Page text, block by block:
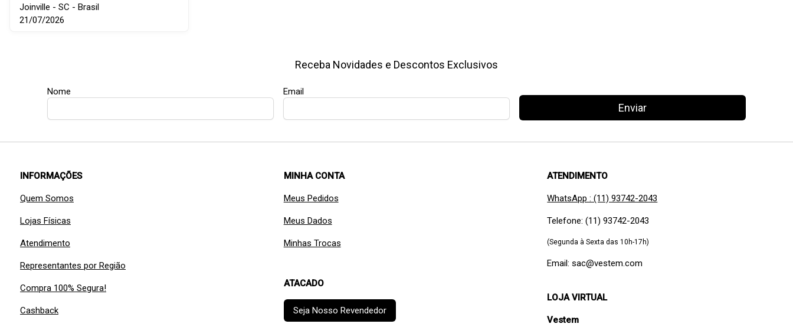
Joinville - SC - Brasil
21/07/2026
Receba Novidades e Descontos Exclusivos
Nome Email
Enviar
INFORMAÇÕES
Quem Somos
Lojas Físicas
Atendimento
Representantes por Região
Compra 100% Segura!
Cashback
MINHA CONTA
Meus Pedidos
Meus Dados
Minhas Trocas
ATACADO
Seja Nosso Revendedor
ATENDIMENTO
WhatsApp : (11) 93742-2043
Telefone: (11) 93742-2043
(Segunda à Sexta das 10h-17h)
Email: sac@vestem.com
LOJA VIRTUAL
Vestem